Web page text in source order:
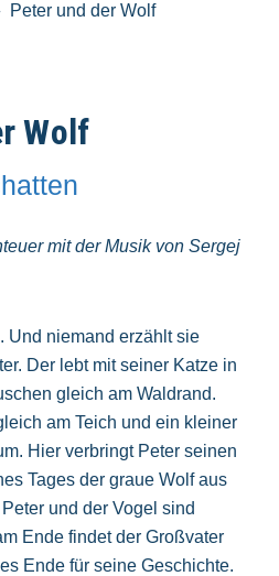
Peter und der Wolf
Wolf
mit der Musik von Sergej
Und niemand erzählt sie
Der lebt mit seiner Katze in
gleich am Waldrand.
am Teich und ein kleiner
Hier verbringt Peter seinen
Tages der graue Wolf aus
und der Vogel sind
Ende findet der Großvater
Ende für seine Geschichte.